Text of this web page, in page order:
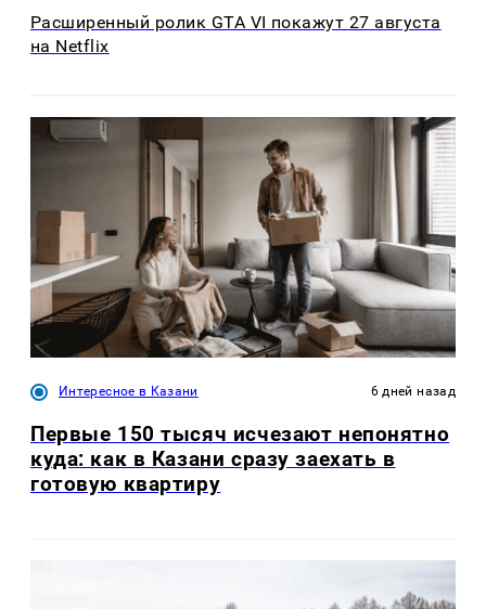
Расширенный ролик GTA VI покажут 27 августа
на Netflix
Интересное в Казани 6 дней назад
Первые 150 тысяч исчезают непонятно
куда: как в Казани сразу заехать в
готовую квартиру